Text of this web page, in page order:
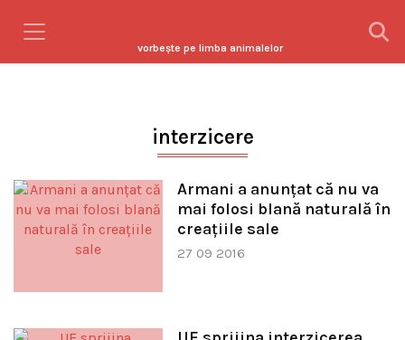
vorbeşte pe limba animalelor
interzicere
Armani a anunţat că nu va
mai folosi blană naturală în
creaţiile sale
27 09 2016